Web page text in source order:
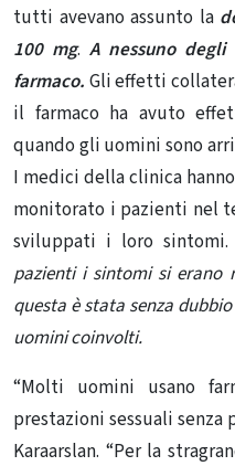
tutti avevano assunto la
100 mg.A nessuno
farmaco. Gli effetti
il farmaco ha avuto
quando gli uomini sono
I medici della clinica
monitorato i pazienti nel
sviluppati i loro sintomi.
pazienti i sintomi si erano
questa è stata senza
uomini coinvolti.
“Molti uomini usano
prestazioni sessuali senza
Karaarslan. “Per la